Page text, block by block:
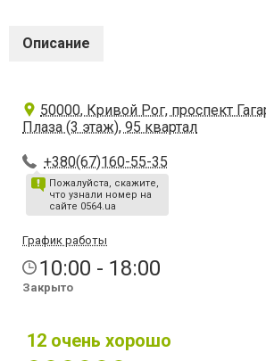
Описание
50000, Кривой Рог, проспект
Плаза (3 этаж), 95 квартал
+380(67)160-55-35
Пожалуйста, скажите,
что узнали номер на
сайте 0564.ua
График работы
10:00 - 18:00
Закрыто
12 очень хорошо